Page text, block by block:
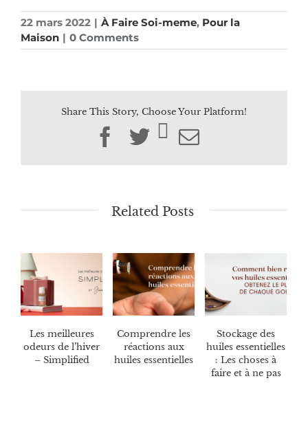
22 mars 2022 | À Faire Soi-meme, Pour la
Maison | 0 Comments
Share This Story, Choose Your Platform!
Facebook
TwitterEmail
Related Posts
Les meilleures
odeurs de l’hiver
– Simplified
Comprendre les
réactions aux
huiles essentielles
Stockage des
huiles essentielles
: Les choses à
faire et à ne pas